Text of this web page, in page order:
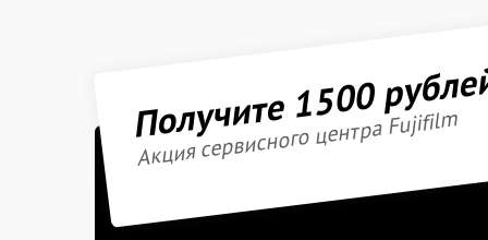
Получите 1500
Акция сервисного центра Fujifilm